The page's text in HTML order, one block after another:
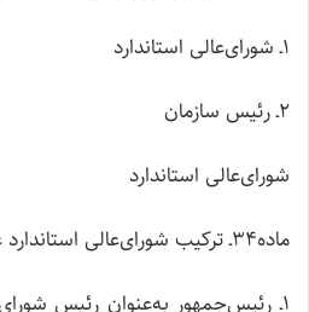
۱ـ شورای‌عالی استاندارد
۲ـ رئیس سازمان
شورای‌عالی استاندارد
ماده۳۴ـ ترکیب شورای‌عالی استاندارد عبارت است از:
۱ـ رئیس‌جمهور به‌عنوان رئیس